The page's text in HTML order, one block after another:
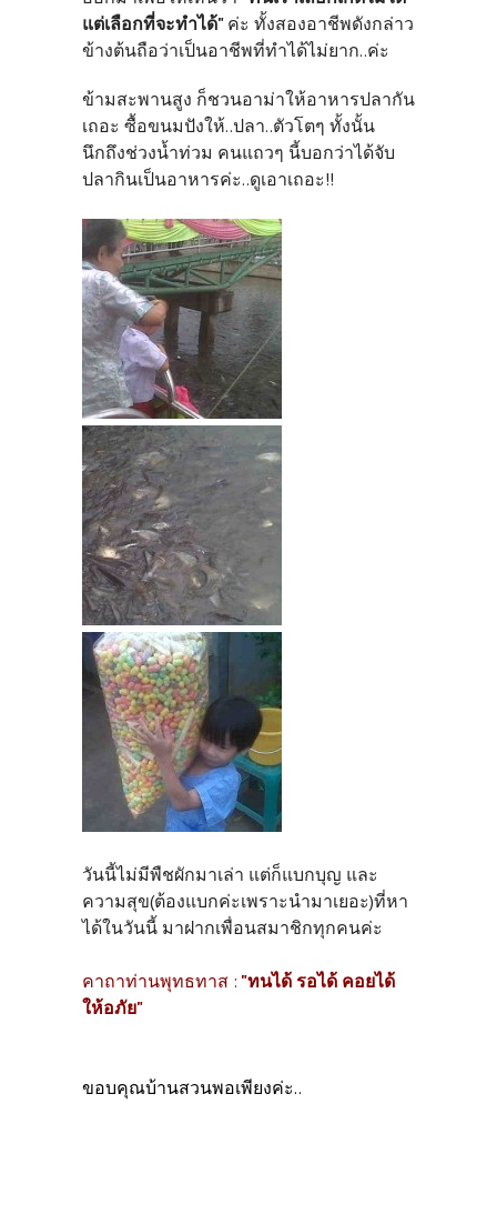
แต่เลือกที่จะทำได้" ค่ะ ทั้งสองอาชีพดังกล่าว
ข้างต้นถือว่าเป็นอาชีพที่ทำได้ไม่ยาก..ค่ะ
ข้ามสะพานสูง ก็ชวนอาม่าให้อาหารปลากัน
เถอะ ซื้อขนมปังให้..ปลา..ตัวโตๆ ทั้งนั้น
นึกถึงช่วงน้ำท่วม คนแถวๆ นี้บอกว่าได้จับ
ปลากินเป็นอาหารค่ะ..ดูเอาเถอะ!!
วันนี้ไม่มีพืชผักมาเล่า แต่ก็แบกบุญ และ
ความสุข(ต้องแบกค่ะเพราะนำมาเยอะ)ที่หา
ได้ในวันนี้ มาฝากเพื่อนสมาชิกทุกคนค่ะ
คาถาท่านพุทธทาส : "ทนได้ รอได้ คอยได้
ให้อภัย"
ขอบคุณบ้านสวนพอเพียงค่ะ..